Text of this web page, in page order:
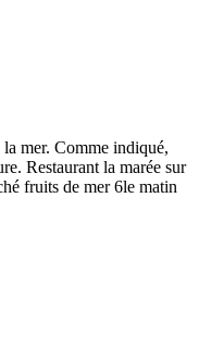
mer. Comme indiqué,
Restaurant la marée sur
fruits de mer 6le matin